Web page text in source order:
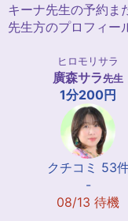
キーナ先生の予約ま
先生方のプロフィー
ヒロモリサラ
廣森サラ先生
1分200円
クチコミ 53
-
08/13 待機